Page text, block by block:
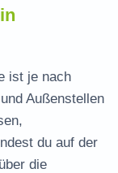
in
beantragen
ist je nach
Außenstellen
du auf der
die